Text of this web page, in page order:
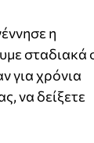
η
σταδιακά
για χρόνια
να δείξετε